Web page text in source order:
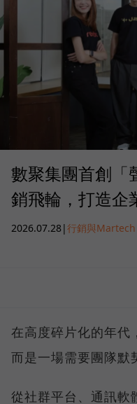
數聚集團首創「
銷飛輪，打造企
2026.07.28|行銷與Martech
在高度碎片化的年代
而是一場需要團隊默
從社群平台、通訊軟